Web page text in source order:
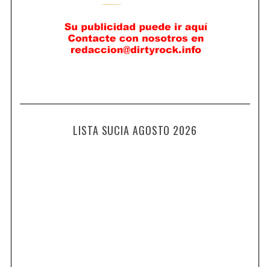
LISTA SUCIA AGOSTO 2026